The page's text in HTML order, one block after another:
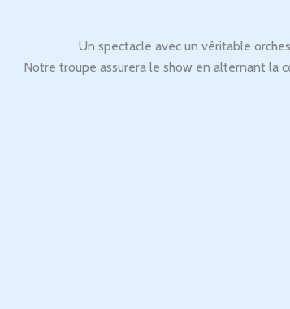
Un spectacle avec un véritable
Notre troupe assurera le show en alternant la